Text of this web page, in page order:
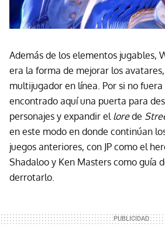
Además de los elementos jugables,
era la forma de mejorar los
multijugador en línea. Por si no
encontrado aquí una puerta para
personajes y expandir el lorede
en este modo en donde continúan
juegos anteriores, con JP como el
Shadaloo y Ken Masters como guía
derrotarlo.